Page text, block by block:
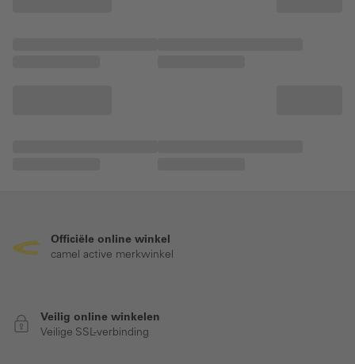
Officiële online winkel
camel active merkwinkel
Veilig online winkelen
Veilige SSL-verbinding